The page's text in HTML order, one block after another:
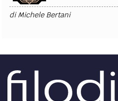
diMichele Bertani